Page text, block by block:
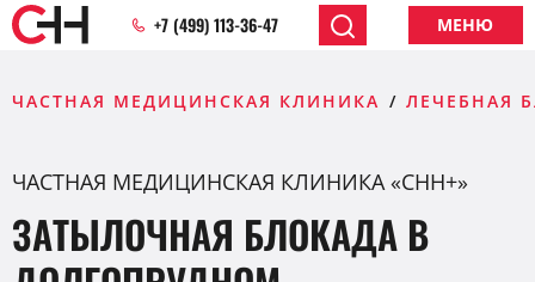
+7 (499) 113-36-47 МЕНЮ
ЧАСТНАЯ МЕДИЦИНСКАЯ КЛИНИКА ЛЕЧЕБНАЯ
ЧАСТНАЯ МЕДИЦИНСКАЯ КЛИНИКА «CHH+»
ЗАТЫЛОЧНАЯ БЛОКАДА В